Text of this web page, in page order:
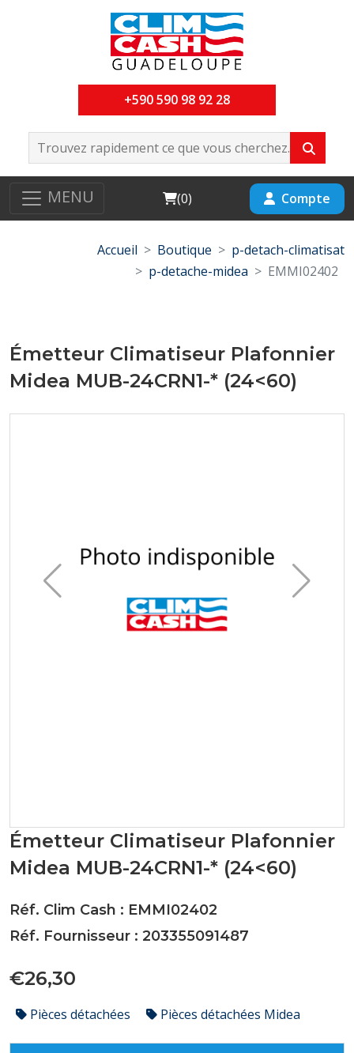
+590 590 98 92 28
MENU Cart
(0) Compte
Accueil Boutique
p-detach-climatisat
p-detache-midea
EMMI02402
Émetteur Climatiseur Plafonnier
Midea MUB-24CRN1-* (24<60)
Émetteur Climatiseur Plafonnier
Midea MUB-24CRN1-* (24<60)
Réf. Clim Cash : EMMI02402
Réf. Fournisseur : 203355091487
€26,30
Pièces détachées Pièces détachées Midea